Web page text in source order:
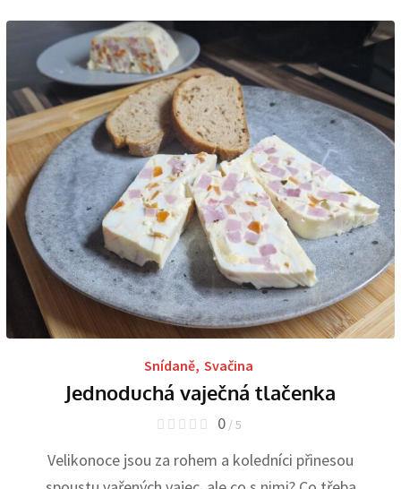
Snídaně, Svačina
Jednoduchá vaječná tlačenka
0 / 5
Velikonoce jsou za rohem a koledníci přinesou